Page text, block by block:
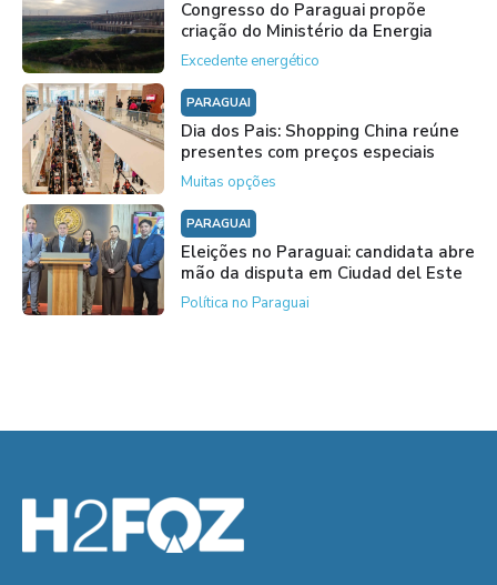
Congresso do Paraguai propõe
criação do Ministério da Energia
Excedente energético
PARAGUAI
Dia dos Pais: Shopping China reúne
presentes com preços especiais
Muitas opções
PARAGUAI
Eleições no Paraguai: candidata abre
mão da disputa em Ciudad del Este
Política no Paraguai